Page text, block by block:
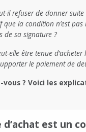
il refuser de donner
que la condition n’est
de sa signature ?
elle être tenue d’acheter
le paiement de
vous ? Voici les
d’achat est un